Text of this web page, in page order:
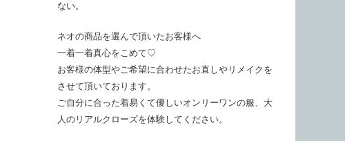
ない。
ネオの商品を選んで頂いたお客様へ
一着一着真心をこめて♡
お客様の体型やご希望に合わせたお直しやリメイクを
させて頂いております。
ご自分に合った着易くて優しいオンリーワンの服、大
人のリアルクローズを体験してください。